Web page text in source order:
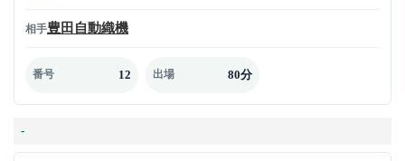
相手豊田自動織機
番号 12 出場 80分
-